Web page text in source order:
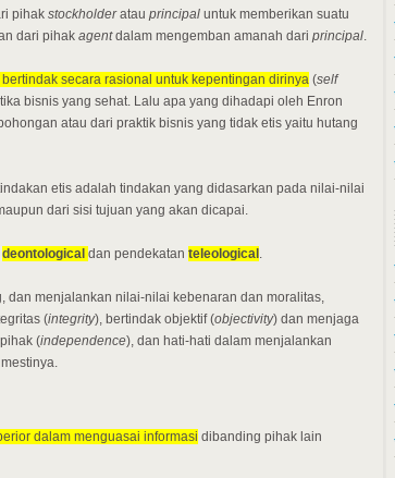
pihak stockholderatau principal untuk memberikan suatu
dari pihak agentdalam mengemban amanah dari principal.
secara rasional untuk kepentingan dirinya (self
bisnis yang sehat. Lalu apa yang dihadapi oleh Enron
atau dari praktik bisnis yang tidak etis yaitu hutang
etis adalah tindakan yang didasarkan pada nilai-nilai
dari sisi tujuan yang akan dicapai.
deontological dan pendekatan teleological .
dan menjalankan nilai-nilai kebenaran dan moralitas,
(integrity), bertindak objektif (objectivity) dan menjaga
(independence), dan hati-hati dalam menjalankan
dalam menguasai informasi dibanding pihak lain